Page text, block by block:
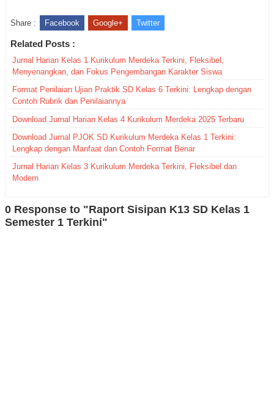
Share : Facebook Google+ Twitter
Related Posts :
Jurnal Harian Kelas 1 Kurikulum Merdeka Terkini, Fleksibel,
Menyenangkan, dan Fokus Pengembangan Karakter Siswa
Format Penilaian Ujian Praktik SD Kelas 6 Terkini: Lengkap dengan
Contoh Rubrik dan Penilaiannya
Download Jurnal Harian Kelas 4 Kurikulum Merdeka 2025 Terbaru
Download Jurnal PJOK SD Kurikulum Merdeka Kelas 1 Terkini:
Lengkap dengan Manfaat dan Contoh Format Benar
Jurnal Harian Kelas 3 Kurikulum Merdeka Terkini, Fleksibel dan
Modern
0 Response to "Raport Sisipan K13 SD Kelas 1
Semester 1 Terkini"